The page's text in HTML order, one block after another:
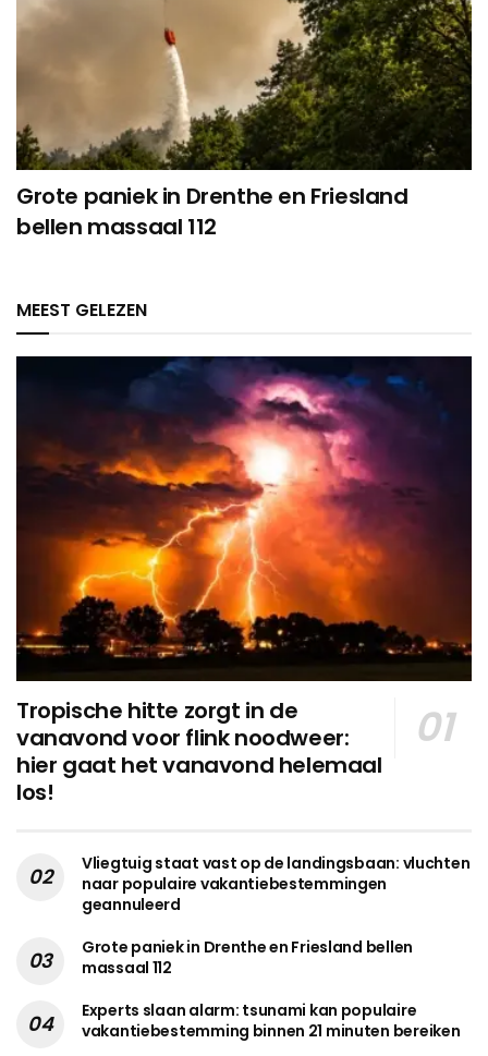
Grote paniek in Drenthe en Friesland
bellen massaal 112
MEEST GELEZEN
Tropische hitte zorgt in de
vanavond voor flink noodweer:
hier gaat het vanavond helemaal
los!
Vliegtuig staat vast op de landingsbaan: vluchten
naar populaire vakantiebestemmingen
geannuleerd
Grote paniek in Drenthe en Friesland bellen
massaal 112
Experts slaan alarm: tsunami kan populaire
vakantiebestemming binnen 21 minuten bereiken